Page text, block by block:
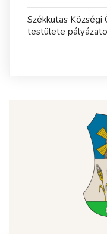
Székkutas Községi
testülete